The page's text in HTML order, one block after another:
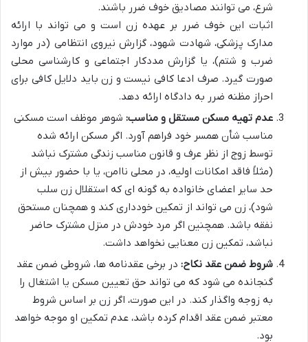
شرع، می توانند مصادیق خوف ضرر باشند.
اثبات این خوف ضرر بر عهده زن است و می تواند با ارائه
مدارک پزشکی، شهادت شهود، گزارش نیروی انتظامی (در موارد
ضرب و شتم)، یا گزارش مددکار اجتماعی و کارشناسی محلی
صورت گیرد. صرف ادعا کافی نیست و زن باید دلایل کافی برای
احراز مظنه ضرر به دادگاه ارائه دهد.
عدم تهیه مسکن مستقل و مناسب: شوهر موظف است مسکنی
مناسب شأن همسر خود فراهم آورد. اگر مسکن ارائه شده
توسط زوج از نظر عرف و قانون مناسب زندگی مشترک نباشد
(مثلاً فاقد امکانات اولیه، در محلی ناامن، یا با حضور بیش از
حد سایر اعضای خانواده به گونه ای که استقلال زن سلب
شود)، زن می تواند از تمکین خودداری کند و همچنان مستحق
نفقه باشد. همچنین اگر مرد خودش در منزل مشترک حاضر
نباشد، تمکین زن معنایی نخواهد داشت.
شروط ضمن عقد نکاح: در برخی عقدنامه ها، شروطی ضمن عقد
گنجانده می شود که می تواند حق تعیین مسکن یا اشتغال را
به زوجه واگذار کند. در این صورت، اگر زن بر اساس شروط
معتبر ضمن عقد اقدام کرده باشد، عدم تمکین او موجه خواهد
بود.